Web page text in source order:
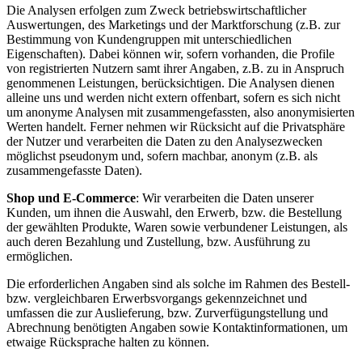
Die Analysen erfolgen zum Zweck betriebswirtschaftlicher
Auswertungen, des Marketings und der Marktforschung (z.B. zur
Bestimmung von Kundengruppen mit unterschiedlichen
Eigenschaften). Dabei können wir, sofern vorhanden, die Profile
von registrierten Nutzern samt ihrer Angaben, z.B. zu in Anspruch
genommenen Leistungen, berücksichtigen. Die Analysen dienen
alleine uns und werden nicht extern offenbart, sofern es sich nicht
um anonyme Analysen mit zusammengefassten, also anonymisierten
Werten handelt. Ferner nehmen wir Rücksicht auf die Privatsphäre
der Nutzer und verarbeiten die Daten zu den Analysezwecken
möglichst pseudonym und, sofern machbar, anonym (z.B. als
zusammengefasste Daten).
Shop und E-Commerce: Wir verarbeiten die Daten unserer
Kunden, um ihnen die Auswahl, den Erwerb, bzw. die Bestellung
der gewählten Produkte, Waren sowie verbundener Leistungen, als
auch deren Bezahlung und Zustellung, bzw. Ausführung zu
ermöglichen.
Die erforderlichen Angaben sind als solche im Rahmen des Bestell-
bzw. vergleichbaren Erwerbsvorgangs gekennzeichnet und
umfassen die zur Auslieferung, bzw. Zurverfügungstellung und
Abrechnung benötigten Angaben sowie Kontaktinformationen, um
etwaige Rücksprache halten zu können.